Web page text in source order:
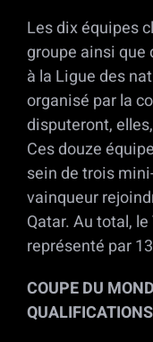
Les dix équipes
groupe ainsi que
à la Ligue des
organisé par la
disputeront,
Ces douze
sein de trois
vainqueur
Qatar. Au total,
représenté par
COUPE DU